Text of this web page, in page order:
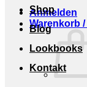
Anmelden
Warenkorb /
Shop
Blog
Lookbooks
Kontakt